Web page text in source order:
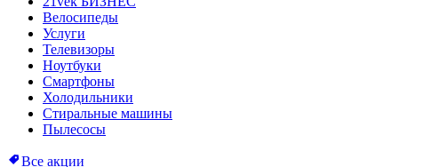
Велосипеды
Услуги
Телевизоры
Ноутбуки
Смартфоны
Холодильники
Стиральные машины
Пылесосы
Все акции